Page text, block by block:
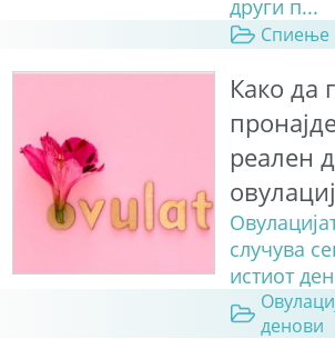
други п...
Спиење
Како да
реален
случува
истиот
денови